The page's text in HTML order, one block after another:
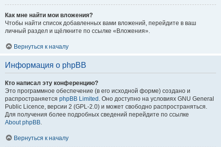
Как мне найти мои вложения?
Чтобы найти список добавленных вами вложений, перейдите в ваш
личный раздел и щёлкните по ссылке «Вложения».
Вернуться к началу
Информация о phpBB
Кто написал эту конференцию?
Это программное обеспечение (в его исходной форме) создано и
распространяется phpBB Limited . Оно доступно на условиях GNU General
Public Licence, версии 2 (GPL-2.0) и может свободно распространяться.
Для получения более подробных сведений перейдите по ссылке
About phpBB.
Вернуться к началу